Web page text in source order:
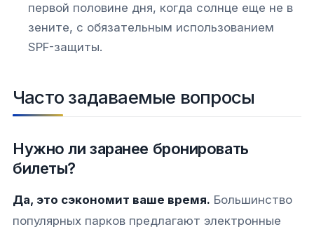
первой половине дня, когда солнце еще не в
зените, с обязательным использованием
SPF-защиты.
Часто задаваемые вопросы
Нужно ли заранее бронировать
билеты?
Да, это сэкономит ваше время. Большинство
популярных парков предлагают электронные